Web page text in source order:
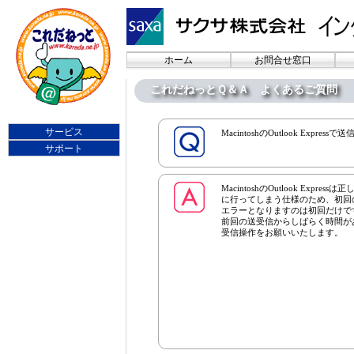
ホーム お問合せ窓口
これだねっとＱ＆Ａ よくあるご質問
MacintoshのOutlook Expressで送
MacintoshのOutlook Expressは正
に行ってしまう仕様のため、初
エラーとなりますのは初回だけ
前回の送受信からしばらく時間
受信操作をお願いいたします。
サービス
サポート